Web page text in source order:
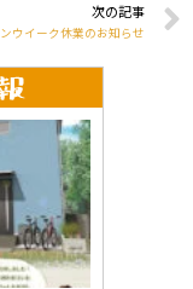
次の記事
ウイーク休業のお知らせ